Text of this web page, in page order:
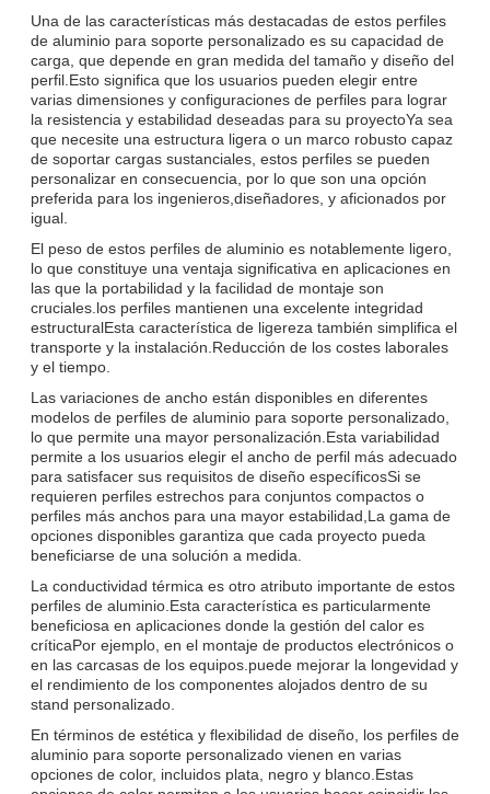
Una de las características más destacadas de estos perfiles
de aluminio para soporte personalizado es su capacidad de
carga, que depende en gran medida del tamaño y diseño del
perfil.Esto significa que los usuarios pueden elegir entre
varias dimensiones y configuraciones de perfiles para lograr
la resistencia y estabilidad deseadas para su proyectoYa sea
que necesite una estructura ligera o un marco robusto capaz
de soportar cargas sustanciales, estos perfiles se pueden
personalizar en consecuencia, por lo que son una opción
preferida para los ingenieros,diseñadores, y aficionados por
igual.
El peso de estos perfiles de aluminio es notablemente ligero,
lo que constituye una ventaja significativa en aplicaciones en
las que la portabilidad y la facilidad de montaje son
cruciales.los perfiles mantienen una excelente integridad
estructuralEsta característica de ligereza también simplifica el
transporte y la instalación.Reducción de los costes laborales
y el tiempo.
Las variaciones de ancho están disponibles en diferentes
modelos de perfiles de aluminio para soporte personalizado,
lo que permite una mayor personalización.Esta variabilidad
permite a los usuarios elegir el ancho de perfil más adecuado
para satisfacer sus requisitos de diseño específicosSi se
requieren perfiles estrechos para conjuntos compactos o
perfiles más anchos para una mayor estabilidad,La gama de
opciones disponibles garantiza que cada proyecto pueda
beneficiarse de una solución a medida.
La conductividad térmica es otro atributo importante de estos
perfiles de aluminio.Esta característica es particularmente
beneficiosa en aplicaciones donde la gestión del calor es
críticaPor ejemplo, en el montaje de productos electrónicos o
en las carcasas de los equipos.puede mejorar la longevidad y
el rendimiento de los componentes alojados dentro de su
stand personalizado.
En términos de estética y flexibilidad de diseño, los perfiles de
aluminio para soporte personalizado vienen en varias
opciones de color, incluidos plata, negro y blanco.Estas